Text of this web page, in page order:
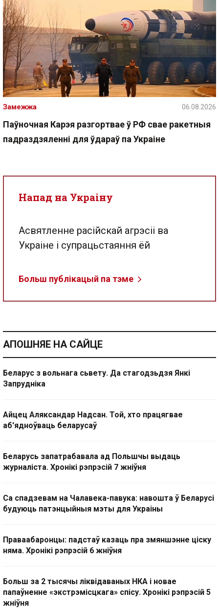
Паўночная Карэя разгортвае ў РФ свае ракетныя
падраздзяленні для ўдараў па Украіне
Замежжа 06.08.2026
Напад на Украіну
Асвятленне расійскай агрэсіі ва
Украіне і супрацьстаяння ёй
Больш публікацый па тэме
АПОШНЯЕ НА САЙЦЕ
Беларус з вольнага сьвету. Да стагодзьдзя Янкі
Запрудніка
Айцец Аляксандар Надсан. Той, хто працягвае
аб'ядноўваць беларусаў
Беларусь запатрабавала ад Польшчы выдаць
журналіста. Хронікі рэпрэсій 7 жніўня
Са спадзевам на Чалавека-павука: навошта ў Беларусі
будуюць патэнцыйныя мэты для Украіны
Праваабаронцы: падстаў казаць пра змяншэнне ціску
няма. Хронікі рэпрэсій 6 жніўня
Больш за 2 тысячы ліквідаваных НКА і новае
папаўненне «экстрэмісцкага» спісу. Хронікі рэпрэсій 5
жніўня